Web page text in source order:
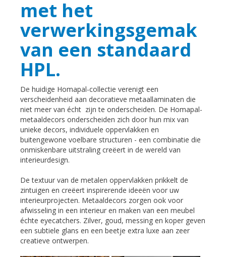
met het
verwerkingsgemak
van een standaard
HPL.
De huidige Homapal-collectie verenigt een
verscheidenheid aan decoratieve metaallaminaten die
niet meer van écht zijn te onderscheiden. De Homapal-
metaaldecors onderscheiden zich door hun mix van
unieke decors, individuele oppervlakken en
buitengewone voelbare structuren - een combinatie die
onmiskenbare uitstraling creëert in de wereld van
interieurdesign.
De textuur van de metalen oppervlakken prikkelt de
zintuigen en creëert inspirerende ideeën voor uw
interieurprojecten. Metaaldecors zorgen ook voor
afwisseling in een interieur en maken van een meubel
échte eyecatchers. Zilver, goud, messing en koper geven
een subtiele glans en een beetje extra luxe aan zeer
creatieve ontwerpen.